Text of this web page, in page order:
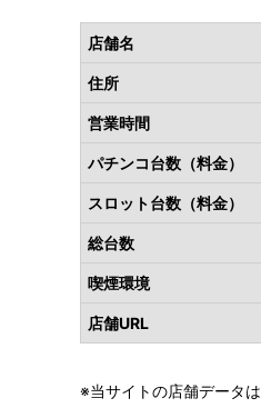
店舗名
住所
営業時間
パチンコ台数（料金）
スロット台数（料金）
総台数
喫煙環境
店舗URL
※当サイトの店舗データは